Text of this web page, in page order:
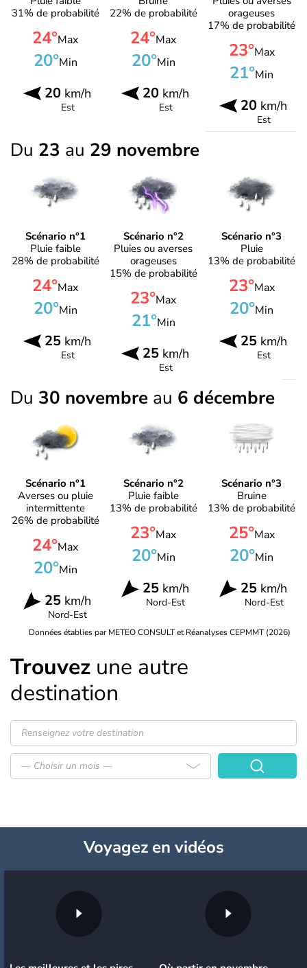
31% de probabilité
24°Max
20°Min
20km/h
Est
22% de probabilité
24°Max
20°Min
20km/h
Est
orageuses
17% de probabilité
23°Max
21°Min
20 km/h
Est
Du 23 au 29 novembre
Scénario n°1
Pluie faible
28% de probabilité
24°Max
20°Min
25km/h
Est
Scénario n°2
Pluies ou averses
orageuses
15% de probabilité
23°Max
21°Min
25km/h
Est
Scénario n°3
Pluie
13% de probabilité
23°Max
20°Min
25 km/h
Est
Du 30 novembre au 6 décembre
Scénario n°1
Averses ou pluie
intermittente
26% de probabilité
24°Max
20°Min
25km/h
Nord-Est
Scénario n°2
Pluie faible
13% de probabilité
23°Max
20°Min
25km/h
Nord-Est
Scénario n°3
Bruine
13% de probabilité
25°Max
20°Min
25 km/h
Nord-Est
Données établies par METEO CONSULT et Réanalyses CEPMMT (2026)
Trouvez une autre
destination
— Choisir un mois —
Voyagezen vidéos